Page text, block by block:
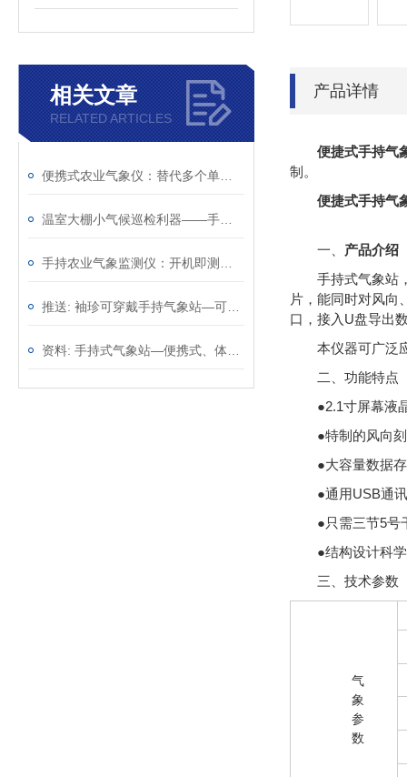
相关文章
RELATED ARTICLES
产品详情
便捷式手持气
制。
便捷式手持气
一、 产品介绍
手持式气象站
片，能同时对风向
口，接入U盘导出
本仪器可广泛
二、功能特点
●2.1寸屏幕液
●特制的风向
●大容量数据
●通用USB通
●只需三节5号
●结构设计科
三、技术参数
气
象
参
数